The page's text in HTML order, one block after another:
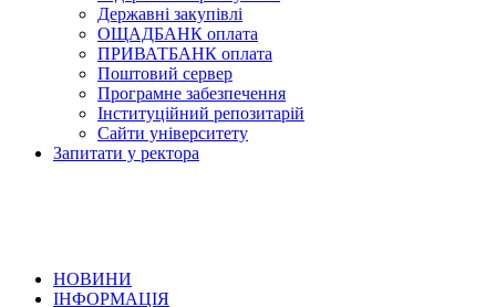
Державні закупівлі
ОЩАДБАНК оплата
ПРИВАТБАНК оплата
Поштовий сервер
Програмне забезпечення
Інституційний репозитарій
Сайти університету
Запитати у ректора
НОВИНИ
ІНФОРМАЦІЯ